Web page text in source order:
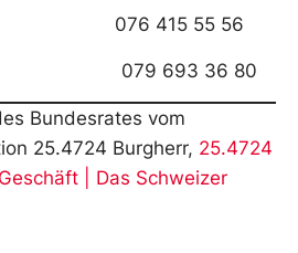
076 415 55 56
079 693 36 80
Bundesrates vom
25.4724 Burgherr, 25.4724
| Das Schweizer